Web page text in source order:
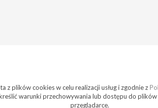
z plików cookies w celu realizacji usług i zgodnie z
warunki przechowywania lub dostępu do
przeglądarce.